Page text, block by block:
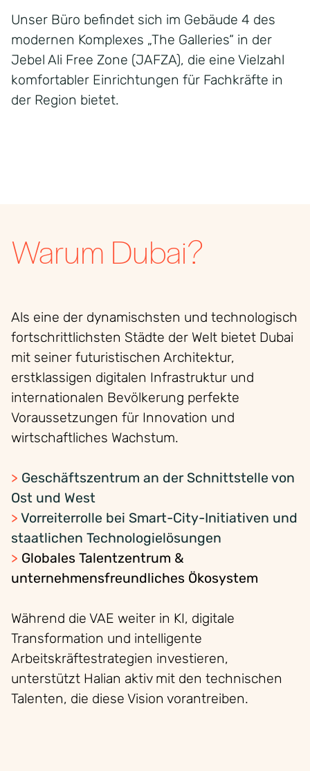
Unser Büro befindet sich im Gebäude 4 des
modernen Komplexes „The Galleries“ in der
Jebel Ali Free Zone (JAFZA), die eine Vielzahl
komfortabler Einrichtungen für Fachkräfte in
der Region bietet.
Warum Dubai?
Als eine der dynamischsten und technologisch
fortschrittlichsten Städte der Welt bietet Dubai
mit seiner futuristischen Architektur,
erstklassigen digitalen Infrastruktur und
internationalen Bevölkerung perfekte
Voraussetzungen für Innovation und
wirtschaftliches Wachstum.
> Geschäftszentrum an der Schnittstelle von
Ost und West
> Vorreiterrolle bei Smart-City-Initiativen und
staatlichen Technologielösungen
> Globales Talentzentrum &
unternehmensfreundliches Ökosystem
Während die VAE weiter in KI, digitale
Transformation und intelligente
Arbeitskräftestrategien investieren,
unterstützt Halian aktiv mit den technischen
Talenten, die diese Vision vorantreiben.